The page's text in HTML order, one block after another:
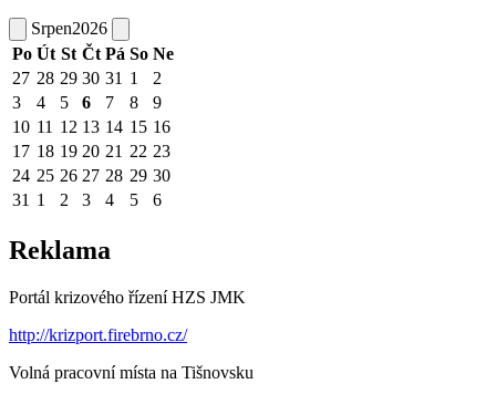
Srpen2026
Po Út St Čt Pá So Ne
27 28 29 30 31 1
2
3
4 5 6 7 8
9
10 11 12 13 14 15 16
17 18 19 20 21 22 23
24 25 26 27 28 29 30
31 1 2 3 4 5 6
Reklama
Portál krizového řízení HZS JMK
http://krizport.firebrno.cz/
Volná pracovní místa na Tišnovsku